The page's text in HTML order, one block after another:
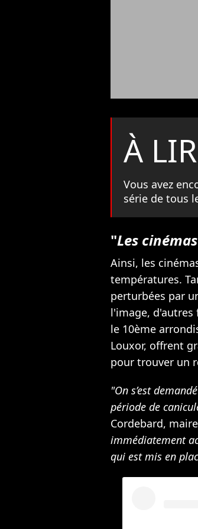
À
Vous avez
série de tous
"Les
Ainsi, les
températures.
perturbées par
l'image, d'autres
le 10ème
Louxor, offrent
pour trouver un
"On s’est
période de
Cordebard,
immédiatement
qui est mis en